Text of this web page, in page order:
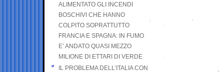
ALIMENTATO GLI INCENDI
BOSCHIVI CHE HANNO
COLPITO SOPRATTUTTO
FRANCIA E SPAGNA: IN FUMO
E’ ANDATO QUASI MEZZO
MILIONE DI ETTARI DI VERDE
IL PROBLEMA DELL’ITALIA CON